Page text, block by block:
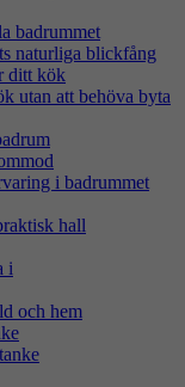
badrummet
naturliga blickfång
ditt kök
utan att behöva byta
i badrummet
hall
i
och hem